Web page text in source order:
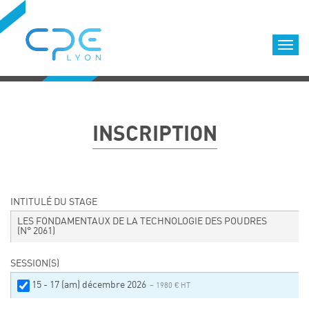
Formations diplômantes
Equipe
Nous choisir
LOCATION DE SALLES DE FORMATION
Accès
INSCRIPTION
INTITULÉ DU STAGE
LES FONDAMENTAUX DE LA TECHNOLOGIE DES POUDRES
(N° 2061)
SESSION(S)
15 - 17 (am) décembre 2026 – 1980 € HT
Cookies management panel